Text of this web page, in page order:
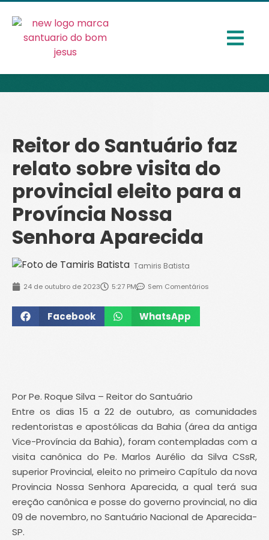
Reitor do Santuário faz
relato sobre visita do
provincial eleito para a
Província Nossa
Senhora Aparecida
Tamiris Batista
24 de outubro de 2023 5:27 PM Sem Comentários
Facebook WhatsApp
Por Pe. Roque Silva – Reitor do Santuário
Entre os dias 15 a 22 de outubro, as comunidades
redentoristas e apostólicas da Bahia (área da antiga
Vice-Província da Bahia), foram contempladas com a
visita canônica do Pe. Marlos Aurélio da Silva CSsR,
superior Provincial, eleito no primeiro Capítulo da nova
Provincia Nossa Senhora Aparecida, a qual terá sua
ereção canônica e posse do governo provincial, no dia
09 de novembro, no Santuário Nacional de Aparecida-
SP.